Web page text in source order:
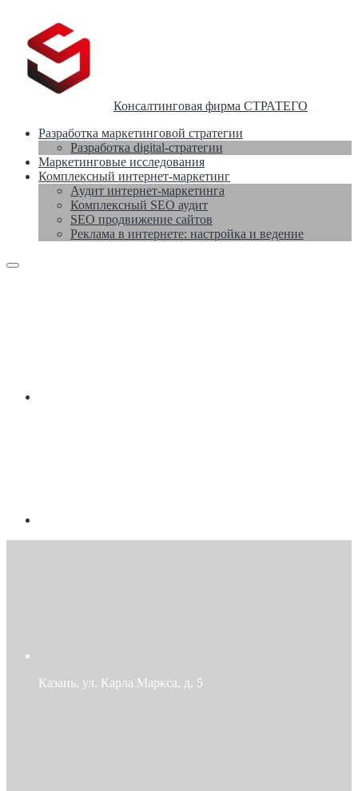
Консалтинговая фирма СТРАТЕГО
Разработка маркетинговой стратегии
Разработка digital-стратегии
Маркетинговые исследования
Комплексный интернет-маркетинг
Аудит интернет-маркетинга
Комплексный SEO аудит
SEO продвижение сайтов
Реклама в интернете: настройка и ведение
Казань, ул. Карла Маркса, д. 5